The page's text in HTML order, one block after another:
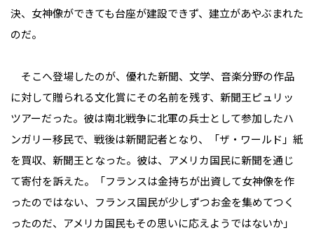
決、女神像ができても台座が建設できず、建立があやぶまれた
のだ。
そこへ登場したのが、優れた新聞、文学、音楽分野の作品
に対して贈られる文化賞にその名前を残す、新聞王ピュリッ
ツアーだった。彼は南北戦争に北軍の兵士として参加したハ
ンガリー移民で、戦後は新聞記者となり、「ザ・ワールド」紙
を買収、新聞王となった。彼は、アメリカ国民に新聞を通じ
て寄付を訴えた。「フランスは金持ちが出資して女神像を作
ったのではない、フランス国民が少しずつお金を集めてつく
ったのだ、アメリカ国民もその思いに応えようではないか」